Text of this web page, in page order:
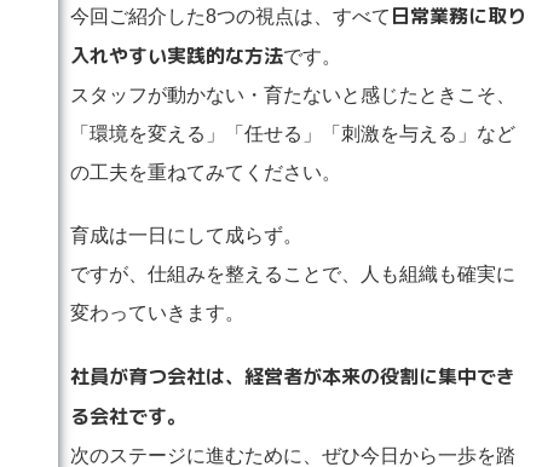
今回ご紹介した8つの視点は、すべて 日常業務に取り
入れやすい実践的な方法です。
スタッフが動かない・育たないと感じたときこそ、
「環境を変える」「任せる」「刺激を与える」など
の工夫を重ねてみてください。
育成は一日にして成らず。
ですが、仕組みを整えることで、人も組織も確実に
変わっていきます。
社員が育つ会社は、経営者が本来の役割に集中でき
る会社です。
次のステージに進むために、ぜひ今日から一歩を踏